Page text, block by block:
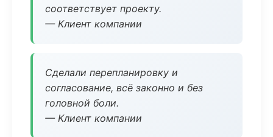
соответствует проекту.
— Клиент компании
Сделали перепланировку и
согласование, всё законно и без
головной боли.
— Клиент компании